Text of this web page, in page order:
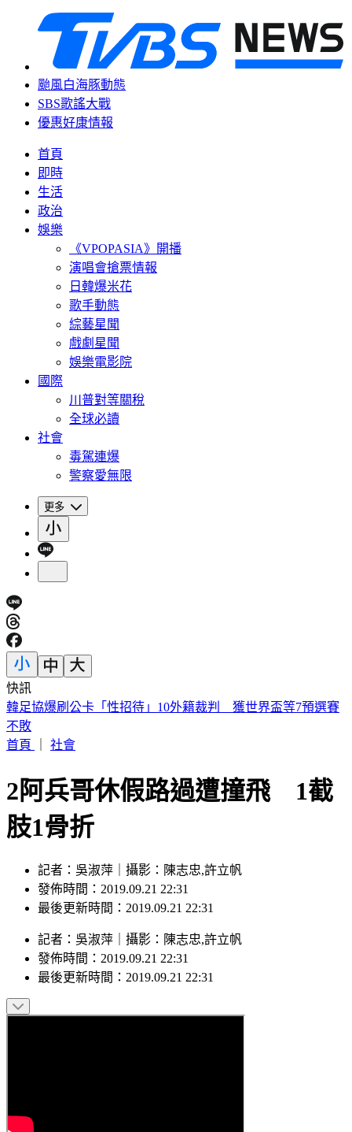
颱風白海豚動態
SBS歌謠大戰
優惠好康情報
首頁
即時
生活
政治
娛樂
《VPOPASIA》開播
演唱會搶票情報
日韓爆米花
歌手動態
綜藝星聞
戲劇星聞
娛樂電影院
國際
川普對等關稅
全球必讀
社會
毒駕連爆
警察愛無限
更多
快訊
陳明真、季忠平「家中爆發激烈口角」 遭警方上門關切
首頁
2阿兵哥休假路過遭撞飛 1截
肢1骨折
發佈時間：2019.09.21 22:31
最後更新時間：2019.09.21 22:31
發佈時間：2019.09.21 22:31
最後更新時間：2019.09.21 22:31